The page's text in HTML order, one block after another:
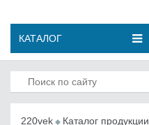
КАТАЛОГ
220vek Каталог продукции